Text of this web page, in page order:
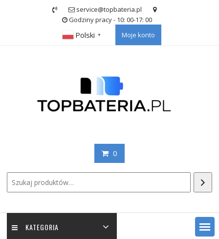
service@topbateria.pl
Godziny pracy - 10: 00-17: 00
Polski ▼ Moje konto
0
KATEGORIA